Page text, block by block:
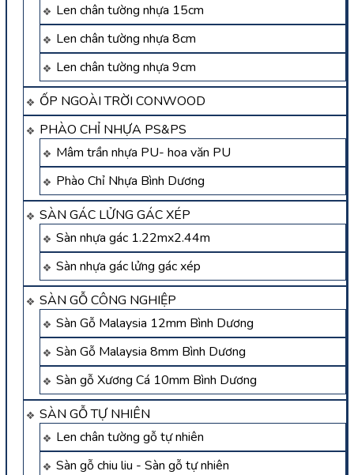
Len chân tường nhựa 15cm
Len chân tường nhựa 8cm
Len chân tường nhựa 9cm
ỐP NGOÀI TRỜI CONWOOD
PHÀO CHỈ NHỰA PS&PS
Mâm trần nhựa PU- hoa văn PU
Phào Chỉ Nhựa Bình Dương
SÀN GÁC LỬNG GÁC XÉP
Sàn nhựa gác 1.22mx2.44m
Sàn nhựa gác lửng gác xép
SÀN GỖ CÔNG NGHIỆP
Sàn Gỗ Malaysia 12mm Bình Dương
Sàn Gỗ Malaysia 8mm Bình Dương
Sàn gỗ Xương Cá 10mm Bình Dương
SÀN GỖ TỰ NHIÊN
Len chân tường gỗ tự nhiên
Sàn gỗ chiu liu - Sàn gỗ tự nhiên